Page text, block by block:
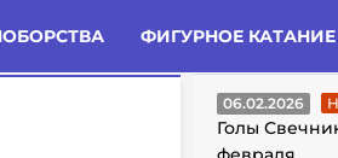
ФИГУРНОЕ КАТАНИЕ
ГОЛЫ С
06.02.2026
Голы